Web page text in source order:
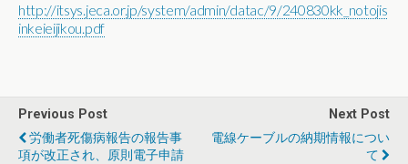
http://itsys.jeca.or.jp/system/admin/datac/9/240830kk_notojis
inkeieijikou.pdf
Previous Post
労働者死傷病報告の報告事
項が改正され、原則電子申請
Next Post
電線ケーブルの納期情報につい
て